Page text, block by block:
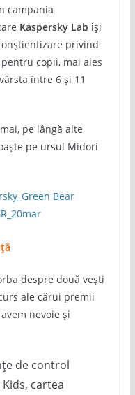
campania
Kaspersky Lab își
privind
copii, mai ales
între 6 și 11
pe lângă alte
pe ursul Midori
despre două vești
ale cărui premii
nevoie și
de control
cartea